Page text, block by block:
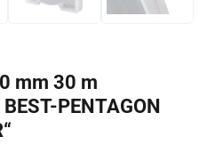
mm 30 m
PENTAGON